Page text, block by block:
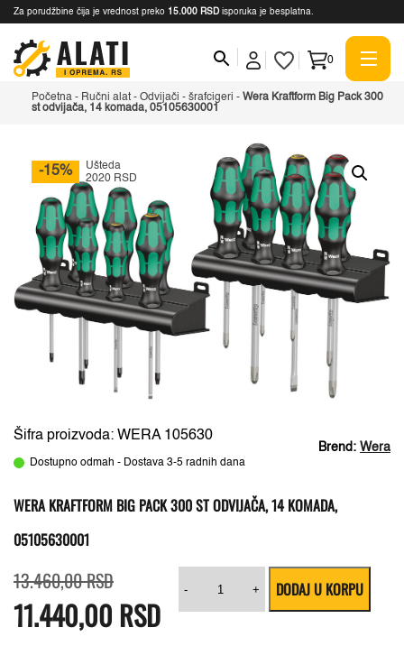
Za porudžbine čija je vrednost preko 15.000 RSD isporuka je besplatna.
0
Početna - Ručni alat - Odvijači - šrafcigeri - Wera Kraftform Big Pack 300
st odvijača, 14 komada, 05105630001
-15%
Ušteda
2020 RSD
Brend: Wera
Šifra proizvoda: WERA 105630
Dostupno odmah - Dostava 3-5 radnih dana
WERA KRAFTFORM BIG PACK 300 ST ODVIJAČA, 14 KOMADA,
05105630001
13.460,00RSDcena
je
bila:
13.460,00 RSD.
11.440,00 RSD
cena
je:
11.440,00 RSD.
-
Kraftform
Pack
+ DODAJ U KORPU